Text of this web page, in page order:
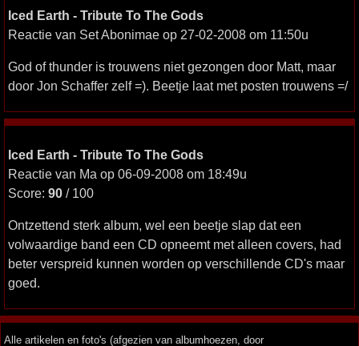
Iced Earth - Tribute To The Gods
Reactie van Set Abonimae op 27-02-2008 om 11:50u
God of thunder is trouwens niet gezongen door Matt, maar
door Jon Schaffer zelf =). Beetje laat met posten trouwens =/
Iced Earth - Tribute To The Gods
Reactie van Ma op 06-09-2008 om 18:49u
Score: 90 / 100
Ontzettend sterk album, wel een beetje slap dat een
volwaardige band een CD opneemt met alleen covers, had
beter verspreid kunnen worden op verschillende CD's maar
goed.
Alle artikelen en foto's (afgezien van albumhoezen, door